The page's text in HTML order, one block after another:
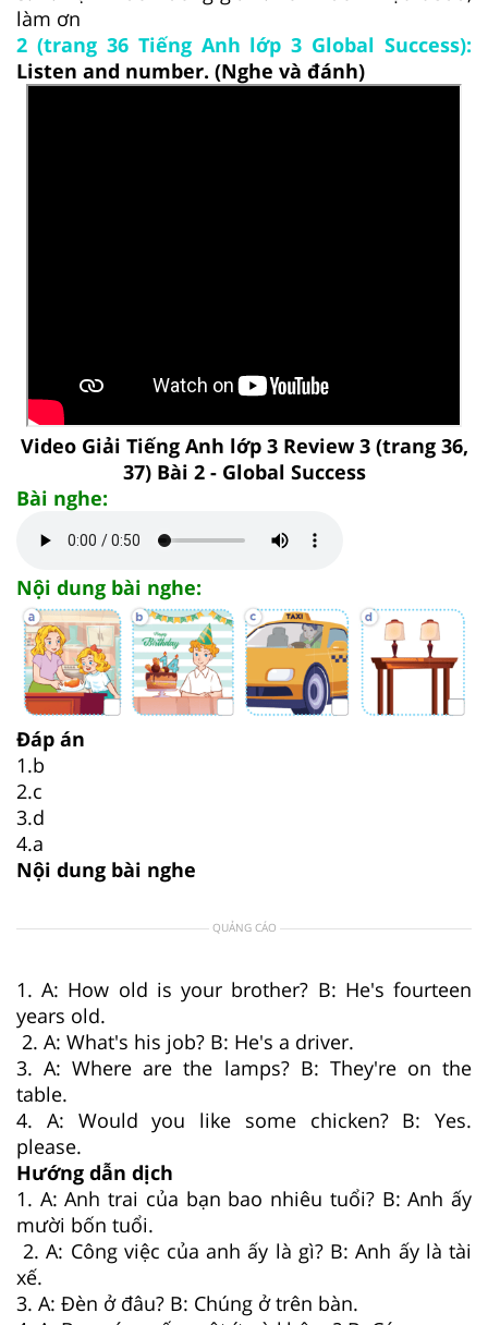
làm ơn
2 (trang 36 Tiếng Anh lớp 3 Global Success):
Listen and number. (Nghe và đánh)
Video Giải Tiếng Anh lớp 3 Review 3 (trang 36,
37) Bài 2 - Global Success
Bài nghe:
Nội dung bài nghe:
Đáp án
1.b
2.c
3.d
4.a
Nội dung bài nghe
QUẢNG CÁO
1. A: How old is your brother? B: He's fourteen
years old.
2. A: What's his job? B: He's a driver.
3. A: Where are the lamps? B: They're on the
table.
4. A: Would you like some chicken? B: Yes.
please.
Hướng dẫn dịch
1. A: Anh trai của bạn bao nhiêu tuổi? B: Anh ấy
mười bốn tuổi.
2. A: Công việc của anh ấy là gì? B: Anh ấy là tài
xế.
3. A: Đèn ở đâu? B: Chúng ở trên bàn.